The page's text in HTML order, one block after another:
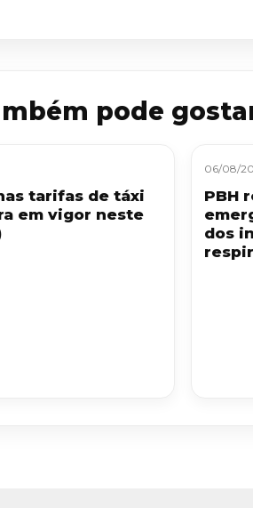
pode
tarifas de táxi
em vigor neste
06/08/
PBH
dos